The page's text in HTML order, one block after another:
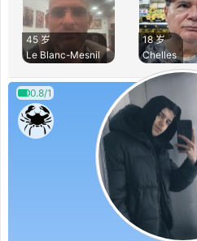
45 岁
Le Blanc-Mesnil
18 岁
Chelles
0.8/1